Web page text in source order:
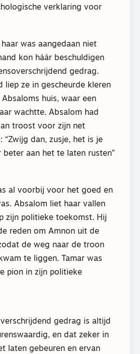
verklaring voor
haar was aangedaan niet
kon háár beschuldigen
gedrag.
liep ze in gescheurde kleren
huis, waar een
wachtte. Absalom had
troost voor zijn net
“Zwijg dan, zusje, het is je
aan het te laten rusten”
al voorbij voor het goed en
Absalom liet haar vallen
zijn politieke toekomst. Hij
reden om Amnon uit de
de weg naar de troon
te liggen. Tamar was
pion in zijn politieke
gedrag is altijd
en dat zeker in
laten gebeuren en ervan